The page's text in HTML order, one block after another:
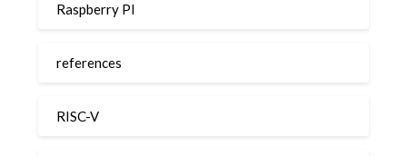
Raspberry PI
references
RISC-V